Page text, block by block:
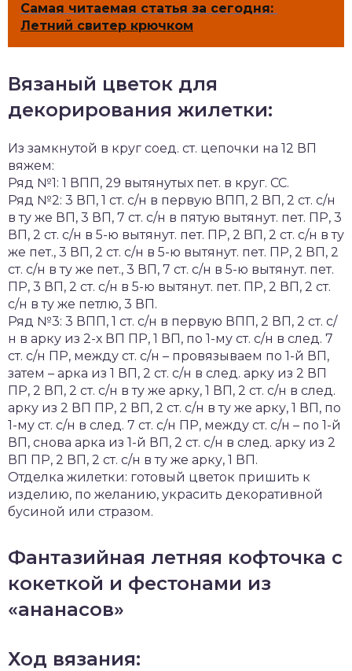
Самая читаемая статья за сегодня:
Летний свитер крючком
Вязаный цветок для
декорирования жилетки:
Из замкнутой в круг соед. ст. цепочки на 12 ВП
вяжем:
Ряд №1: 1 ВПП, 29 вытянутых пет. в круг. СС.
Ряд №2: 3 ВП, 1 ст. с/н в первую ВПП, 2 ВП, 2 ст. с/н
в ту же ВП, 3 ВП, 7 ст. с/н в пятую вытянут. пет. ПР, 3
ВП, 2 ст. с/н в 5-ю вытянут. пет. ПР, 2 ВП, 2 ст. с/н в ту
же пет., 3 ВП, 2 ст. с/н в 5-ю вытянут. пет. ПР, 2 ВП, 2
ст. с/н в ту же пет., 3 ВП, 7 ст. с/н в 5-ю вытянут. пет.
ПР, 3 ВП, 2 ст. с/н в 5-ю вытянут. пет. ПР, 2 ВП, 2 ст.
с/н в ту же петлю, 3 ВП.
Ряд №3: 3 ВПП, 1 ст. с/н в первую ВПП, 2 ВП, 2 ст. с/
н в арку из 2-х ВП ПР, 1 ВП, по 1-му ст. с/н в след. 7
ст. с/н ПР, между ст. с/н – провязываем по 1-й ВП,
затем – арка из 1 ВП, 2 ст. с/н в след. арку из 2 ВП
ПР, 2 ВП, 2 ст. с/н в ту же арку, 1 ВП, 2 ст. с/н в след.
арку из 2 ВП ПР, 2 ВП, 2 ст. с/н в ту же арку, 1 ВП, по
1-му ст. с/н в след. 7 ст. с/н ПР, между ст. с/н – по 1-й
ВП, снова арка из 1-й ВП, 2 ст. с/н в след. арку из 2
ВП ПР, 2 ВП, 2 ст. с/н в ту же арку, 1 ВП.
Отделка жилетки: готовый цветок пришить к
изделию, по желанию, украсить декоративной
бусиной или стразом.
Фантазийная летняя кофточка с
кокеткой и фестонами из
«ананасов»
Ход вязания: